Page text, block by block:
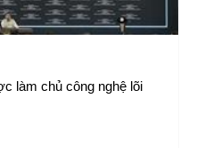
làm chủ công nghệ lõi